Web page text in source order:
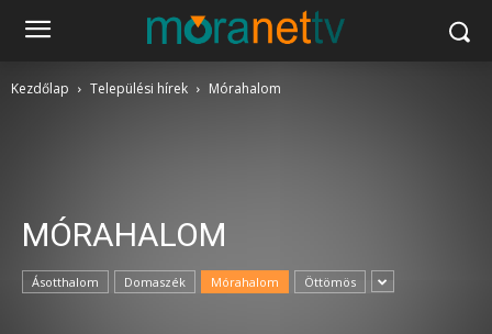
Kezdőlap Települési hírek Mórahalom
MÓRAHALOM
Ásotthalom Domaszék Mórahalom Öttömös